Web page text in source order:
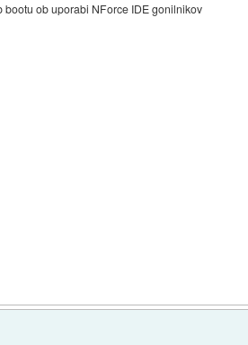
ob uporabi NForce IDE gonilnikov